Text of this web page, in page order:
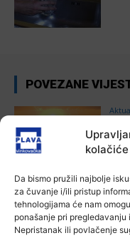
kolačiće
Da bismo pružili najbolje
za čuvanje i/ili pristup
tehnologijama će nam
ponašanje pri
Nepristanak ili povlačenje
POVEZANE
6